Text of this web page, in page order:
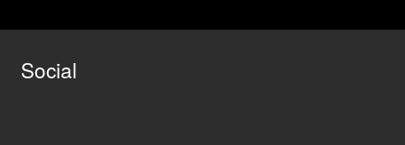
Social